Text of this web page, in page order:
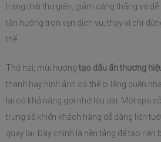
trạng thái thư giãn, giảm căng thẳng và
tận hưởng trọn vẹn dịch vụ, thay vì chỉ
thể.
Thứ hai, mùi hương tạo dấu ấn thương
thanh hay hình ảnh có thể bị lãng quên
lại có khả năng gợi nhớ lâu dài. Một spa
trưng sẽ khiến khách hàng dễ dàng liên
quay lại. Đây chính là nền tảng để tạo nên